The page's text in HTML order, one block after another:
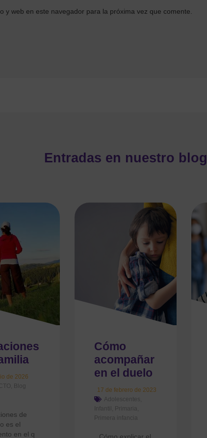
y web en este navegador para la próxima vez que comente.
Entradas en nuestro blog
de 2026
Blog
de
es el
en el q
Cómo
acompañar
en el duelo
17 de febrero de 2023
Adolescentes
Infantil
Primaria
Primera infancia